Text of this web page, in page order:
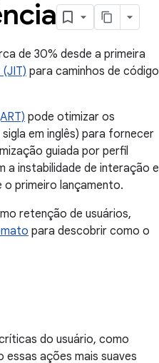
de 30% desde a primeira
para caminhos de código
pode otimizar os
em inglês) para fornecer
guiada por perfil
a instabilidade de interação e
primeiro lançamento.
retenção de usuários,
para descobrir como o
do usuário, como
ações mais suaves